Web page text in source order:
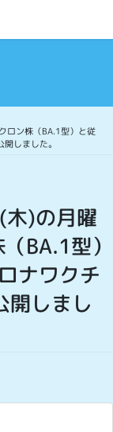
ロン株（BA.1型）と従
しました。
BA.1型）
ナワクチ
開しまし